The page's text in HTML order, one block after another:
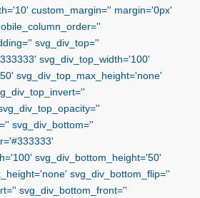
custom_margin='' margin='0px'
svg_div_top=''
svg_div_top_width='100'
svg_div_top_max_height='none'
svg_div_bottom=''
svg_div_bottom_height='50'
svg_div_bottom_flip=''
svg_div_bottom_front=''